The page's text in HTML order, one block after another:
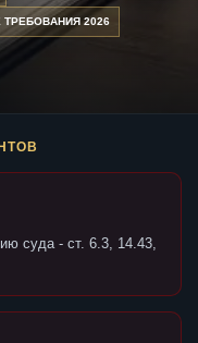
2026
суда - ст. 6.3, 14.43,